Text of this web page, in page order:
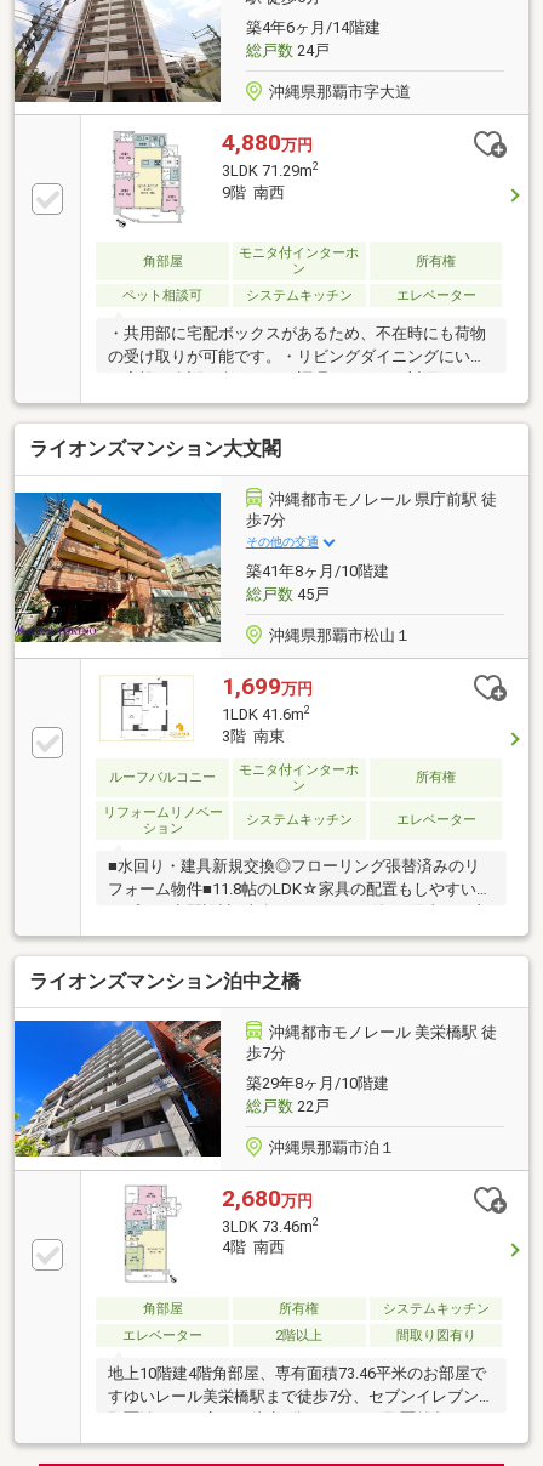
等リフォーム内容は工事完了前につき、変更となる場
合がございます
築4年6ヶ月/14階建
総戸数24戸
沖縄県那覇市字大道
4,880万円
3LDK 71.29m2
9階 南西
角部屋
モニタ付インターホ
ン
所有権
ペット相談可 システムキッチン エレベーター
・共用部に宅配ボックスがあるため、不在時にも荷物
の受け取りが可能です。・リビングダイニングにいる
ンです。・浴室は換気乾燥機付きのため、天候や季節
に関係なく洗濯物をカラッと乾かすことができます。
修繕積立金について2026年9月1日より4633円に改定予
定です。（2031年9月１日より5346円へ改定予定）リ
ビングダイニングキッチンの写真は、現況写真と間取
り図面をもとにCGで作成したリフォームイメージで
す。リフォーム費用は価格に含まれておりません。リ
フォームを行う場合は別途費用が発生します。
ライオンズマンション大文閣
沖縄都市モノレール 県庁前駅 徒
歩7分
その他の交通
築41年8ヶ月/10階建
総戸数45戸
沖縄県那覇市松山１
1,699万円
1LDK 41.6m2
3階 南東
ルーフバルコニー
モニタ付インターホ
ン
所有権
リフォームリノベー
ション
システムキッチン エレベーター
■水回り・建具新規交換◎フローリング張替済みのリ
フォーム物件■11.8帖のLDK☆家具の配置もしやすいシ
ンプルな空間設計■南向きバルコニー付き♪陽当たり良
好で明るい暮らし～こころに寄り添う、あたたかな住
まい探しを～ ◆ 最新物件情報を毎日更新！ 新着物件
や価格変更、未公開の新規情報などを毎日スピーディ
ーに更新しています。 ◆ 地域を知り尽くしたスタッ
フが対応！ ◆ 宅建士が在籍で安心！ 宅地建物取引士
の資格を持つ専門スタッフが、 物件の選び方や住宅ロ
ーン、建物の構造やメンテナンスまで幅広くサポー
ト。
ライオンズマンション泊中之橋
沖縄都市モノレール 美栄橋駅 徒
歩7分
築29年8ヶ月/10階建
総戸数22戸
沖縄県那覇市泊１
2,680万円
3LDK 73.46m2
4階 南西
角部屋 所有権
システムキッチン
エレベーター
2階以上 間取り図有り
地上10階建4階角部屋、専有面積73.46平米のお部屋で
すゆいレール美栄橋駅まで徒歩7分、セブンイレブン
那覇泊二丁目店まで徒歩3分、ローソン那覇前島一丁
目店まで徒歩3分の立地リビングダイニングは柱型が